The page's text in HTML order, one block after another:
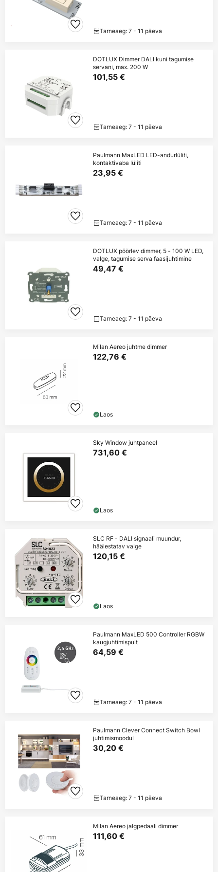
Tarneaeg: 7 - 11 päeva
DOTLUX Dimmer DALI kuni tagumise
servani, max. 200 W
101,55 €
Tarneaeg: 7 - 11 päeva
Paulmann MaxLED LED-andurlüliti,
kontaktivaba lüliti
23,95 €
Tarneaeg: 7 - 11 päeva
DOTLUX pöörlev dimmer, 5 - 100 W LED,
valge, tagumise serva faasijuhtimine
49,47 €
Tarneaeg: 7 - 11 päeva
Milan Aereo juhtme dimmer
122,76 €
Laos
Sky Window juhtpaneel
731,60 €
Laos
SLC RF - DALI signaali muundur,
häälestatav valge
120,15 €
Laos
Paulmann MaxLED 500 Controller RGBW
kaugjuhtimispult
64,59 €
Tarneaeg: 7 - 11 päeva
Paulmann Clever Connect Switch Bowl
juhtimismoodul
30,20 €
Tarneaeg: 7 - 11 päeva
Milan Aereo jalgpedaali dimmer
111,60 €